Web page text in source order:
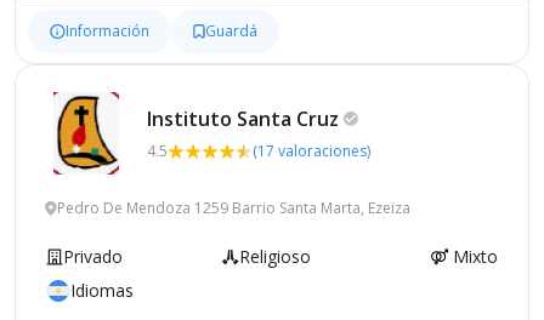
Información Guardá
Instituto Santa Cruz
4.5 (17 valoraciones)
Pedro De Mendoza 1259 Barrio Santa Marta, Ezeiza
Privado Religioso
Mixto
Idiomas